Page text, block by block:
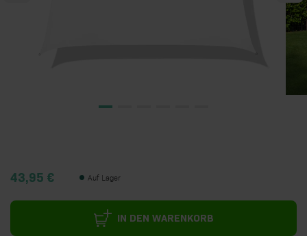
43,95 € Auf Lager
IN DEN WARENKORB